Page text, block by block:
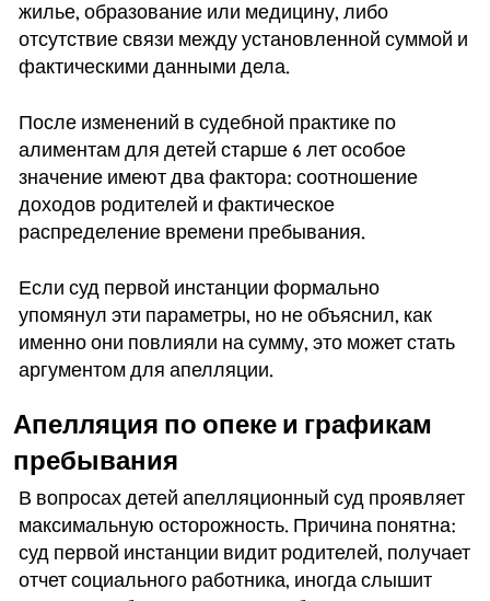
жилье, образование или медицину, либо
отсутствие связи между установленной суммой и
фактическими данными дела.
После изменений в судебной практике по
алиментам для детей старше 6 лет особое
значение имеют два фактора: соотношение
доходов родителей и фактическое
распределение времени пребывания.
Если суд первой инстанции формально
упомянул эти параметры, но не объяснил, как
именно они повлияли на сумму, это может стать
аргументом для апелляции.
Апелляция по опеке и графикам
пребывания
В вопросах детей апелляционный суд проявляет
максимальную осторожность. Причина понятна:
суд первой инстанции видит родителей, получает
отчет социального работника, иногда слышит